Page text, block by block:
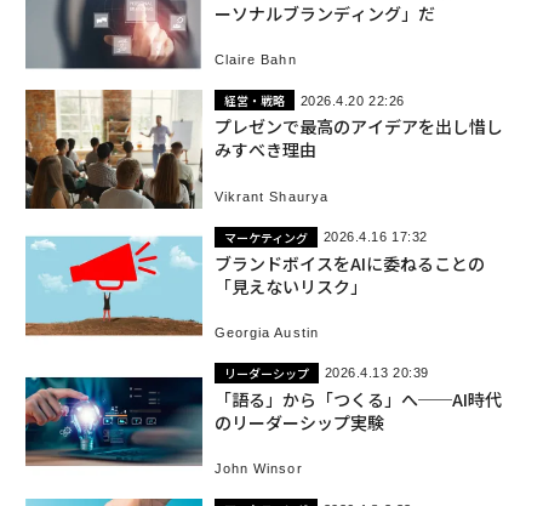
ーソナルブランディング」だ
Claire Bahn
経営・戦略 2026.4.20 22:26
プレゼンで最高のアイデアを出し惜し
みすべき理由
Vikrant Shaurya
マーケティング 2026.4.16 17:32
ブランドボイスをAIに委ねることの
「見えないリスク」
Georgia Austin
リーダーシップ 2026.4.13 20:39
「語る」から「つくる」へ──AI時代
のリーダーシップ実験
John Winsor